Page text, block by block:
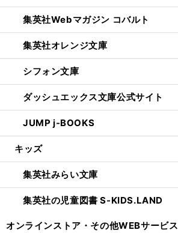
集英社Webマガジン コバルト
集英社オレンジ文庫
シフォン文庫
ダッシュエックス文庫公式サイト
JUMP j-BOOKS
キッズ
集英社みらい文庫
集英社の児童図書 S-KIDS.LAND
オンラインストア・ その他WEBサービス